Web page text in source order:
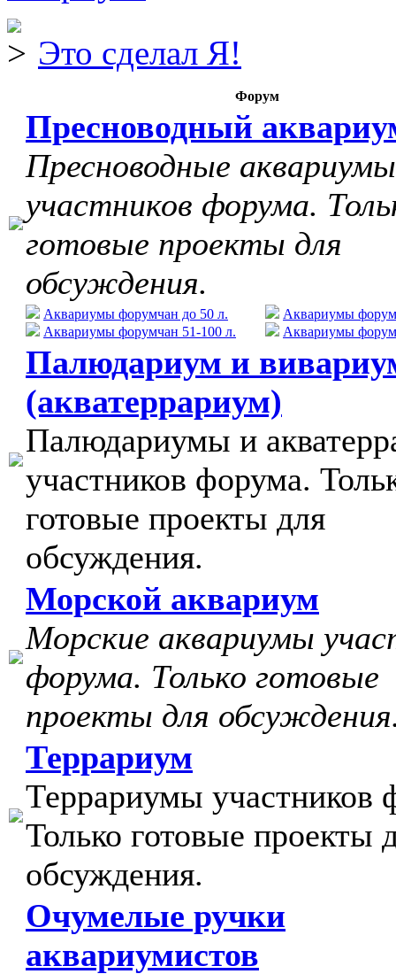
Это сделал Я!
Форум
Пресноводный
Пресноводные аквариумы
участников форума.
готовые проекты для
обсуждения.
Аквариумы форумчан до 50 л.
Аквариумы форумчан 51-100 л.
Аквариумы
Аквариумы
Палюдариум и
(акватеррариум)
Палюдариумы и
участников форума.
готовые проекты для
обсуждения.
Морской аквариум
Морские аквариумы
форума. Только готовые
проекты для
Террариум
Террариумы участников
Только готовые проекты
обсуждения.
Очумелые ручки
аквариумистов